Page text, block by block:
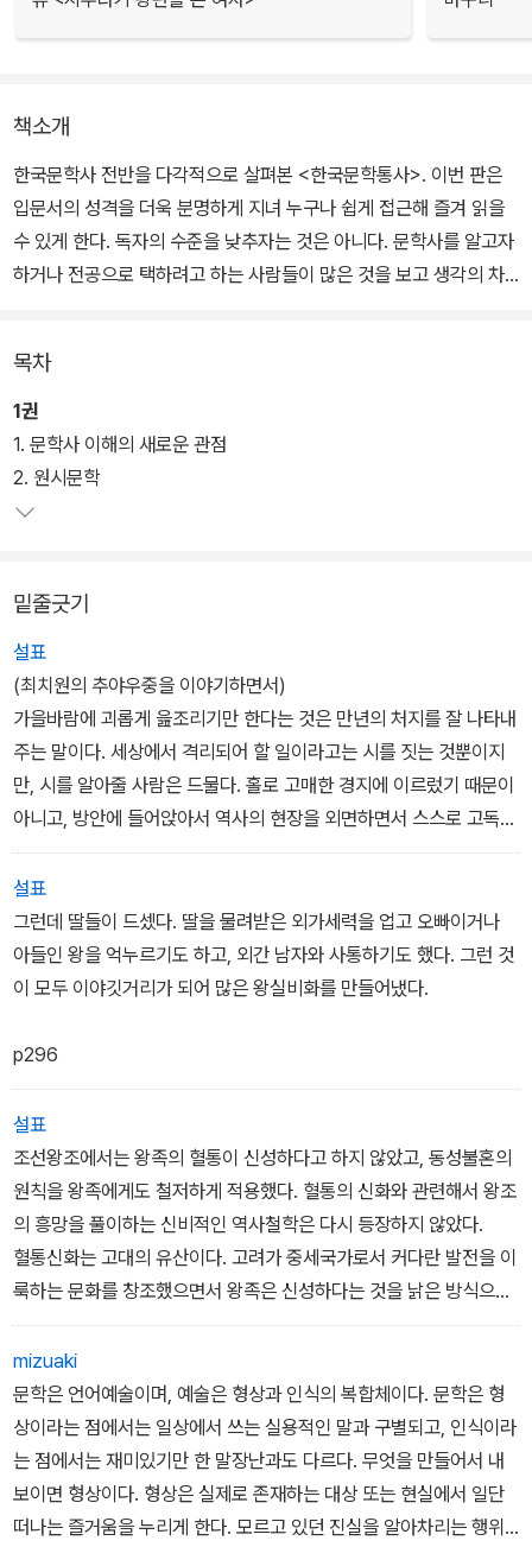
책소개
한국문학사 전반을 다각적으로 살펴본 <한국문학통사>. 이번 판은
입문서의 성격을 더욱 분명하게 지녀 누구나 쉽게 접근해 즐겨 읽을
수 있게 한다. 독자의 수준을 낮추자는 것은 아니다. 문학사를 알고자
하거나 전공으로 택하려고 하는 사람들이 많은 것을 보고 생각의 차
목차
1권
1. 문학사 이해의 새로운 관점
2. 원시문학
밑줄긋기
설표
(최치원의 추야우중을 이야기하면서)
가을바람에 괴롭게 읊조리기만 한다는 것은 만년의 처지를 잘 나타내
주는 말이다. 세상에서 격리되어 할 일이라고는 시를 짓는 것뿐이지
만, 시를 알아줄 사람은 드물다. 홀로 고매한 경지에 이르렀기 때문이
아니고, 방안에 들어앉아서 역사의 현장을 외면하면서 스스로 고독을
택한 탓이다.
...
자기의 고독을 동정해달라고 지은 시인데, 독자는 다르게 받아들일
수 있다. 앉아서 만리를 보고 만고흥망의 내력을 소상하게 훑을 수 있
다 해도 자기 스스로 역사 창조에 동참하지 않는다면 그 모든 지식이
수 있다. 무엇 하나 이룬 것 없다고 신세타령한 최치원의 시는 실패의
증언이라는 점에서 소중한 가치를 가진다.
p276
설표
그런데 딸들이 드셌다. 딸을 물려받은 외가세력을 업고 오빠이거나
아들인 왕을 억누르기도 하고, 외간 남자와 사통하기도 했다. 그런 것
이 모두 이야깃거리가 되어 많은 왕실비화를 만들어냈다.
p296
설표
조선왕조에서는 왕족의 혈통이 신성하다고 하지 않았고, 동성불혼의
원칙을 왕족에게도 철저하게 적용했다. 혈통의 신화와 관련해서 왕조
의 흥망을 풀이하는 신비적인 역사철학은 다시 등장하지 않았다.
혈통신화는 고대의 유산이다. 고려가 중세국가로서 커다란 발전을 이
룩하는 문화를 창조했으면서 왕족은 신성하다는 것을 낡은 방식으로
입증해 극복하기 어려운 장애를 만들었다. 조선왕조의 창업자들은 그
런 잔재를 완전히 없애고 유교 이념을 충실하게 구현해 널리 모범이
될만한 중세국가를 만들었다.
p299
mizuaki
문학은 언어예술이며, 예술은 형상과 인식의 복합체이다. 문학은 형
상이라는 점에서는 일상에서 쓰는 실용적인 말과 구별되고, 인식이라
는 점에서는 재미있기만 한 말장난과도 다르다. 무엇을 만들어서 내
보이면 형상이다. 형상은 실제로 존재하는 대상 또는 현실에서 일단
떠나는 즐거움을 누리게 한다. 모르고 있던 진실을 알아차리는 행위